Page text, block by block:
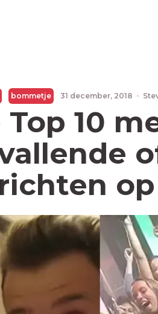
bommetje 31 december, 2018 ·
Top 10